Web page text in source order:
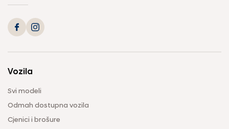
Vozila
Svi modeli
Odmah dostupna vozila
Cjenici i brošure